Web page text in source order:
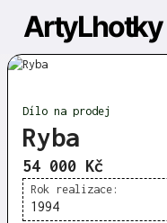
ArtyLhotky
Dílo na prodej
Ryba
54 000 Kč
Rok realizace:
1994